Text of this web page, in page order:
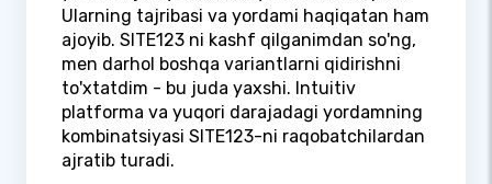
Ularning tajribasi va yordami haqiqatan ham
ajoyib. SITE123 ni kashf qilganimdan so'ng,
men darhol boshqa variantlarni qidirishni
to'xtatdim - bu juda yaxshi. Intuitiv
platforma va yuqori darajadagi yordamning
kombinatsiyasi SITE123-ni raqobatchilardan
ajratib turadi.